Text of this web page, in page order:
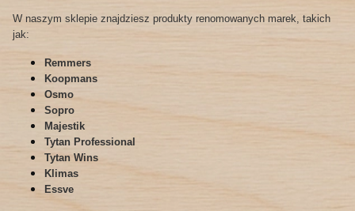
W naszym sklepie znajdziesz produkty renomowanych marek, takich
jak:
Remmers
Koopmans
Osmo
Sopro
Majestik
Tytan Professional
Tytan Wins
Klimas
Essve